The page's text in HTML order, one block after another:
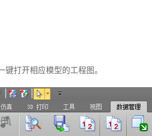
打开相应模型的工程图。